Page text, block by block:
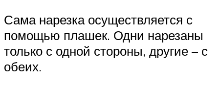
Сама нарезка осуществляется с
помощью плашек. Одни нарезаны
только с одной стороны, другие – с
обеих.